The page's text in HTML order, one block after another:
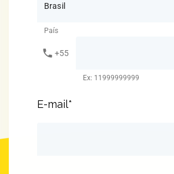
Brasil
País
phone +55
Ex: 11999999999
E-mail*